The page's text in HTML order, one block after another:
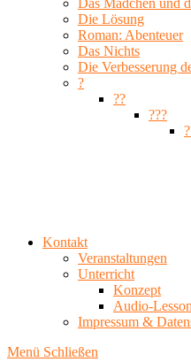
Das Mädchen und
Die Lösung
Roman: Abenteuer
Das Nichts
Die Verbesserung
?
??
???
Kontakt
Veranstaltungen
Unterricht
Konzept
Audio-
Impressum &
Menü Schließen